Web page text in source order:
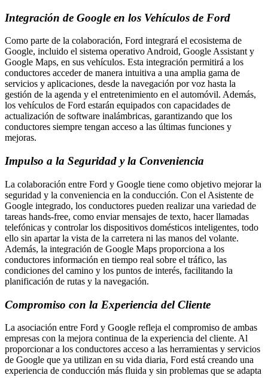
Integración de Google en los Vehículos de Ford
Como parte de la colaboración, Ford integrará el ecosistema de
Google, incluido el sistema operativo Android, Google Assistant y
Google Maps, en sus vehículos. Esta integración permitirá a los
conductores acceder de manera intuitiva a una amplia gama de
servicios y aplicaciones, desde la navegación por voz hasta la
gestión de la agenda y el entretenimiento en el automóvil. Además,
los vehículos de Ford estarán equipados con capacidades de
actualización de software inalámbricas, garantizando que los
conductores siempre tengan acceso a las últimas funciones y
mejoras.
Impulso a la Seguridad y la Conveniencia
La colaboración entre Ford y Google tiene como objetivo mejorar la
seguridad y la conveniencia en la conducción. Con el Asistente de
Google integrado, los conductores pueden realizar una variedad de
tareas hands-free, como enviar mensajes de texto, hacer llamadas
telefónicas y controlar los dispositivos domésticos inteligentes, todo
ello sin apartar la vista de la carretera ni las manos del volante.
Además, la integración de Google Maps proporciona a los
conductores información en tiempo real sobre el tráfico, las
condiciones del camino y los puntos de interés, facilitando la
planificación de rutas y la navegación.
Compromiso con la Experiencia del Cliente
La asociación entre Ford y Google refleja el compromiso de ambas
empresas con la mejora continua de la experiencia del cliente. Al
proporcionar a los conductores acceso a las herramientas y servicios
de Google que ya utilizan en su vida diaria, Ford está creando una
experiencia de conducción más fluida y sin problemas que se adapta